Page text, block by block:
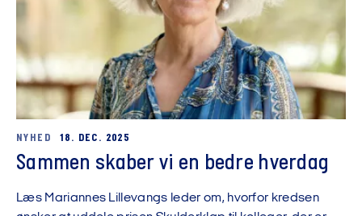
NYHED 18. DEC. 2025
Sammen skaber vi en bedre hverdag
Læs Mariannes Lillevangs leder om, hvorfor kredsen